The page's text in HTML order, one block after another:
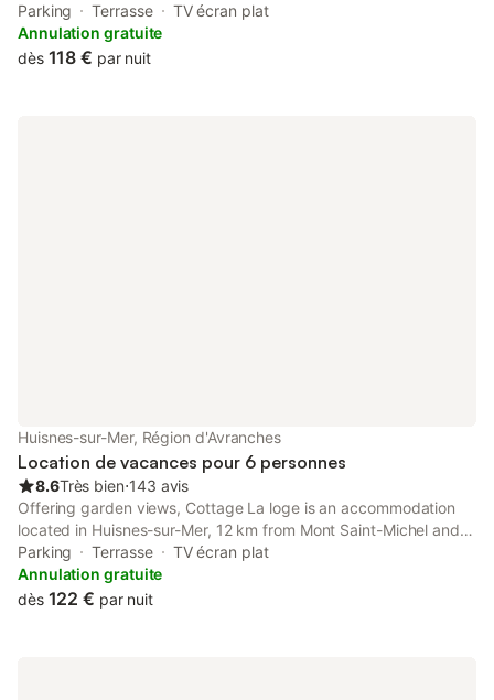
Museum of Mont Saint-Michel, and 43 km from Granville Train
Station.
Parking Terrasse
TV écran plat
Annulation gratuite
dès 118 € par nuit
Huisnes-sur-Mer, Région d'Avranches
Location de vacances pour 6 personnes
8.6Très bien⋅143 avis
Offering garden views, Cottage La loge is an accommodation
located in Huisnes-sur-Mer, 12 km from Mont Saint-Michel and
19 km from Scriptorial of Avranches - Manuscript Museum of
Mont Saint-Michel.
Parking Terrasse
TV écran plat
Annulation gratuite
dès 122 € par nuit